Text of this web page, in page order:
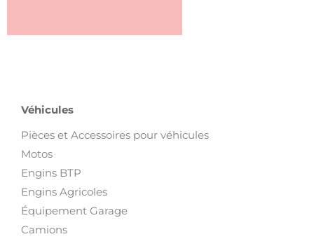
Véhicules
Pièces et Accessoires pour véhicules
Motos
Engins BTP
Engins Agricoles
Équipement Garage
Camions